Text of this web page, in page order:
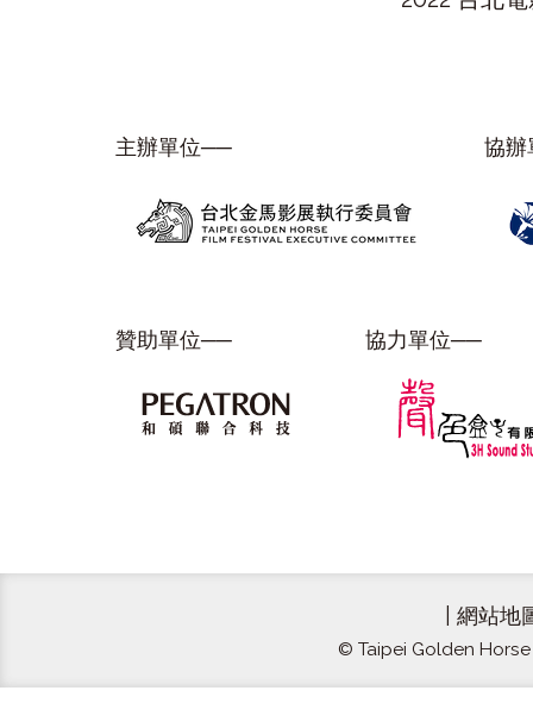
主辦單位── 協
贊助單位── 協力單位──
網站地
© Taipei Golden